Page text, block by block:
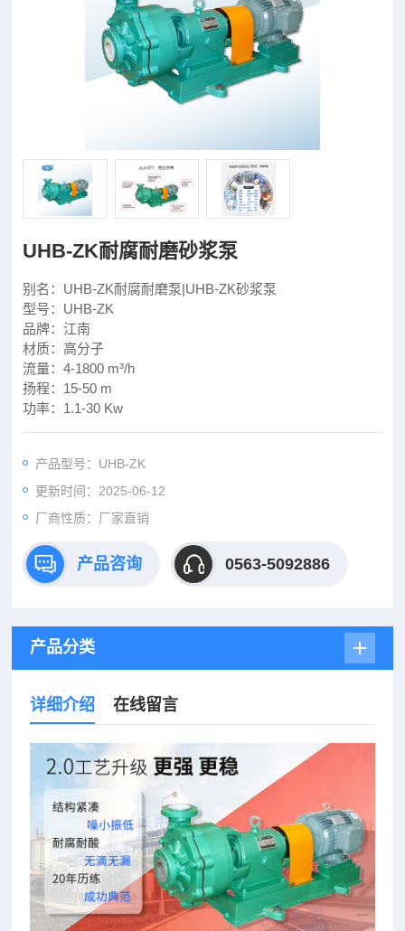
UHB-ZK耐腐耐磨砂浆泵
别名：UHB-ZK耐腐耐磨泵|UHB-ZK砂浆泵
型号：UHB-ZK
品牌：江南
材质：高分子
流量：4-1800 m³/h
扬程：15-50 m
功率：1.1-30 Kw
产品型号：UHB-ZK
更新时间：2025-06-12
厂商性质：厂家直销
产品咨询 0563-5092886
产品分类
详细介绍 在线留言